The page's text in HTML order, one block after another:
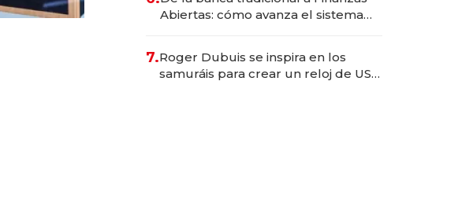
Abiertas: cómo avanza el sistema
7.Roger Dubuis se inspira en los
samuráis para crear un reloj de US$